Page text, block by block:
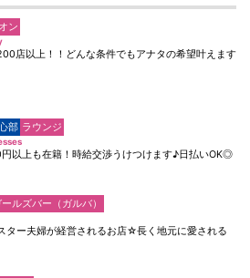
ン
店以上！！どんな条件でもアナタの希望叶えます
部 ラウンジ
以上も在籍！時給交渉うけつけます♪日払いOK◎
ールズバー（ガルバ）
ター夫婦が経営されるお店☆長く地元に愛される